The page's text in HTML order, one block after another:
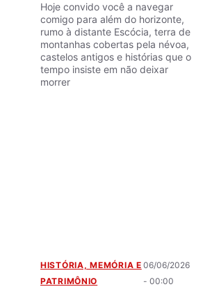
Hoje convido você a navegar
comigo para além do horizonte,
rumo à distante Escócia, terra de
montanhas cobertas pela névoa,
castelos antigos e histórias que o
tempo insiste em não deixar
morrer
HISTÓRIA, MEMÓRIA E
PATRIMÔNIO
06/06/2026
- 00:00